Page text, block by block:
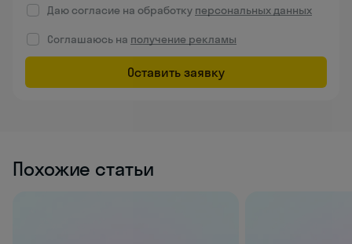
Даю согласие на обработку персональных данных
Соглашаюсь на получение рекламы
Оставить заявку
Похожие статьи